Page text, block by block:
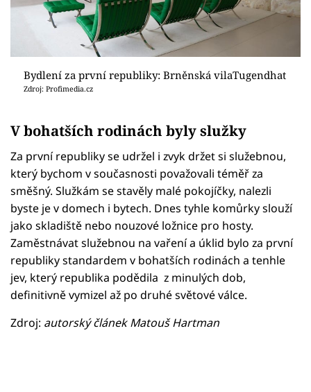
Bydlení za první republiky: Brněnská vilaTugendhat
Zdroj: Profimedia.cz
V bohatších rodinách byly služky
Za první republiky se udržel i zvyk držet si služebnou,
který bychom v současnosti považovali téměř za
směšný. Služkám se stavěly malé pokojíčky, nalezli
byste je v domech i bytech. Dnes tyhle komůrky slouží
jako skladiště nebo nouzové ložnice pro hosty.
Zaměstnávat služebnou na vaření a úklid bylo za první
republiky standardem v bohatších rodinách a tenhle
jev, který republika podědila z minulých dob,
definitivně vymizel až po druhé světové válce.
Zdroj: autorský článek Matouš Hartman